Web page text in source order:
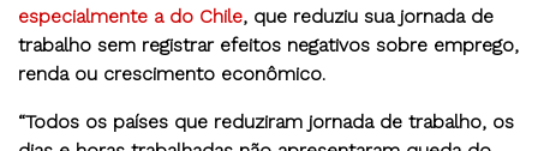
especialmente a do Chile, que reduziu sua jornada de
trabalho sem registrar efeitos negativos sobre emprego,
renda ou crescimento econômico.
“Todos os países que reduziram jornada de trabalho, os